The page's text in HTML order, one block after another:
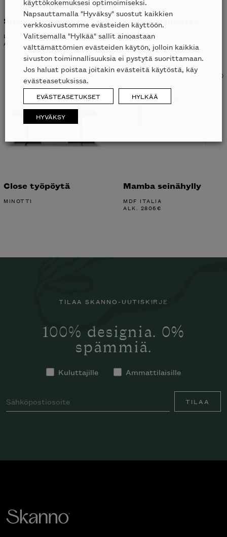
Shade ruokapöytä
LEMA
ALK. 7358
Linden sivupöytä
LIGNE ROSET
325
Close työpöytä
MINOTTI
Mamba seinähylly
MDF ITALIA
ALK. 2806€
TILAA SKANNO-UUTISKIRJE
100% designia. 0%
spämmiä.
Kuluttajille Ammattilaisille
TILAA
Napsauttamalla "Hyväksy" suostut kaikkien
verkkosivustomme evästeiden käyttöön.
Valitsemalla "Hylkää" sallit ainoastaan
välttämättömien evästeiden käytön, jolloin kaikkia
sivuston toiminnallisuuksia ei pystytä suorittamaan.
Jos haluat poistaa joitakin evästeitä käytöstä, käy
evästeasetuksissa.
EVÄSTEASETUKSET HYLKÄÄ
HYVÄKSY